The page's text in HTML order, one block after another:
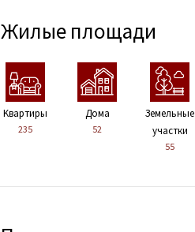
Жилые площади
Kвартиры
235
Дома
52
Земельные
участки
55